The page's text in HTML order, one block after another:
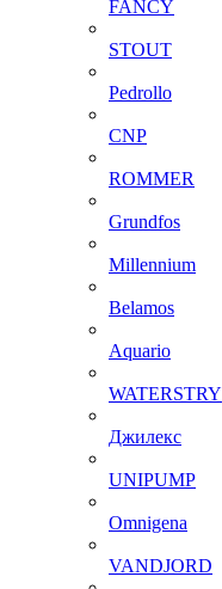
FANCY
STOUT
Pedrollo
CNP
ROMMER
Grundfos
Millennium
Belamos
Aquario
WATERSTRY
Джилекс
UNIPUMP
Omnigena
VANDJORD